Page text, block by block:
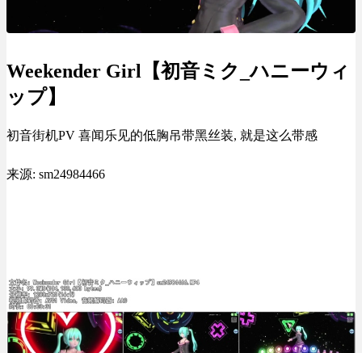
Weekender Girl【初音ミク_ハニーウィ
ップ】
初音街机PV 喜闻乐见的低胸吊带黑丝装, 就是这么带感
来源: sm24984466